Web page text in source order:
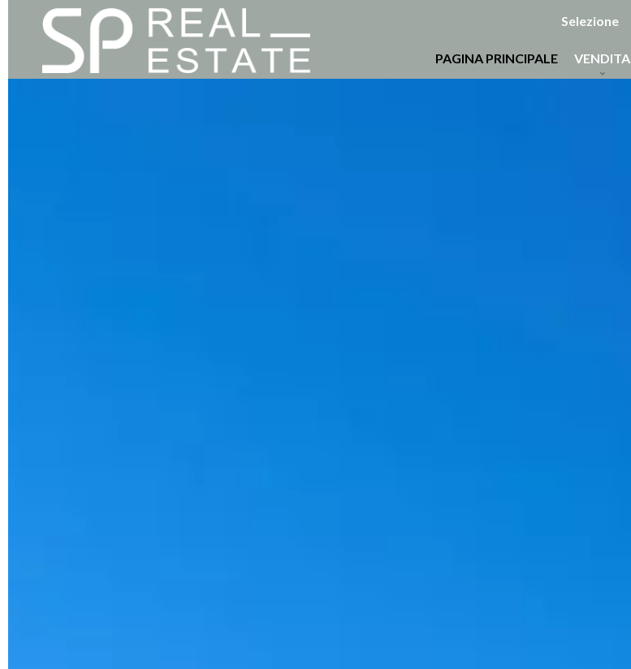
Selezione
PAGINA PRINCIPALE VENDITA